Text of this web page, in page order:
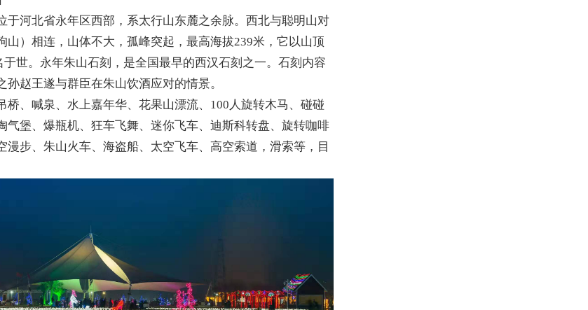
于河北省永年区西部，系太行山东麓之余脉。西北与聪明山对
山）相连，山体不大，孤峰突起，最高海拔239米，它以山顶
于世。永年朱山石刻，是全国最早的西汉石刻之一。石刻内容
孙赵王遂与群臣在朱山饮酒应对的情景。
、喊泉、水上嘉年华、花果山漂流、100人旋转木马、碰碰
气堡、爆瓶机、狂车飞舞、迷你飞车、迪斯科转盘、旋转咖啡
漫步、朱山火车、海盗船、太空飞车、高空索道，滑索等，目